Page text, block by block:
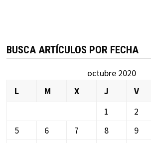
BUSCA ARTÍCULOS POR FECHA
octubre 2020
L
M X J V
1
2
5
6 7 8 9